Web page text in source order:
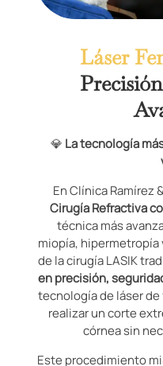
Láser
💎 La tecnología
En Clínica Ramírez
Cirugía Refractiva
técnica más
miopía,
de la cirugía LASIK
en precisión,
tecnología de láser
realizar un corte
córnea sin
Este procedimiento